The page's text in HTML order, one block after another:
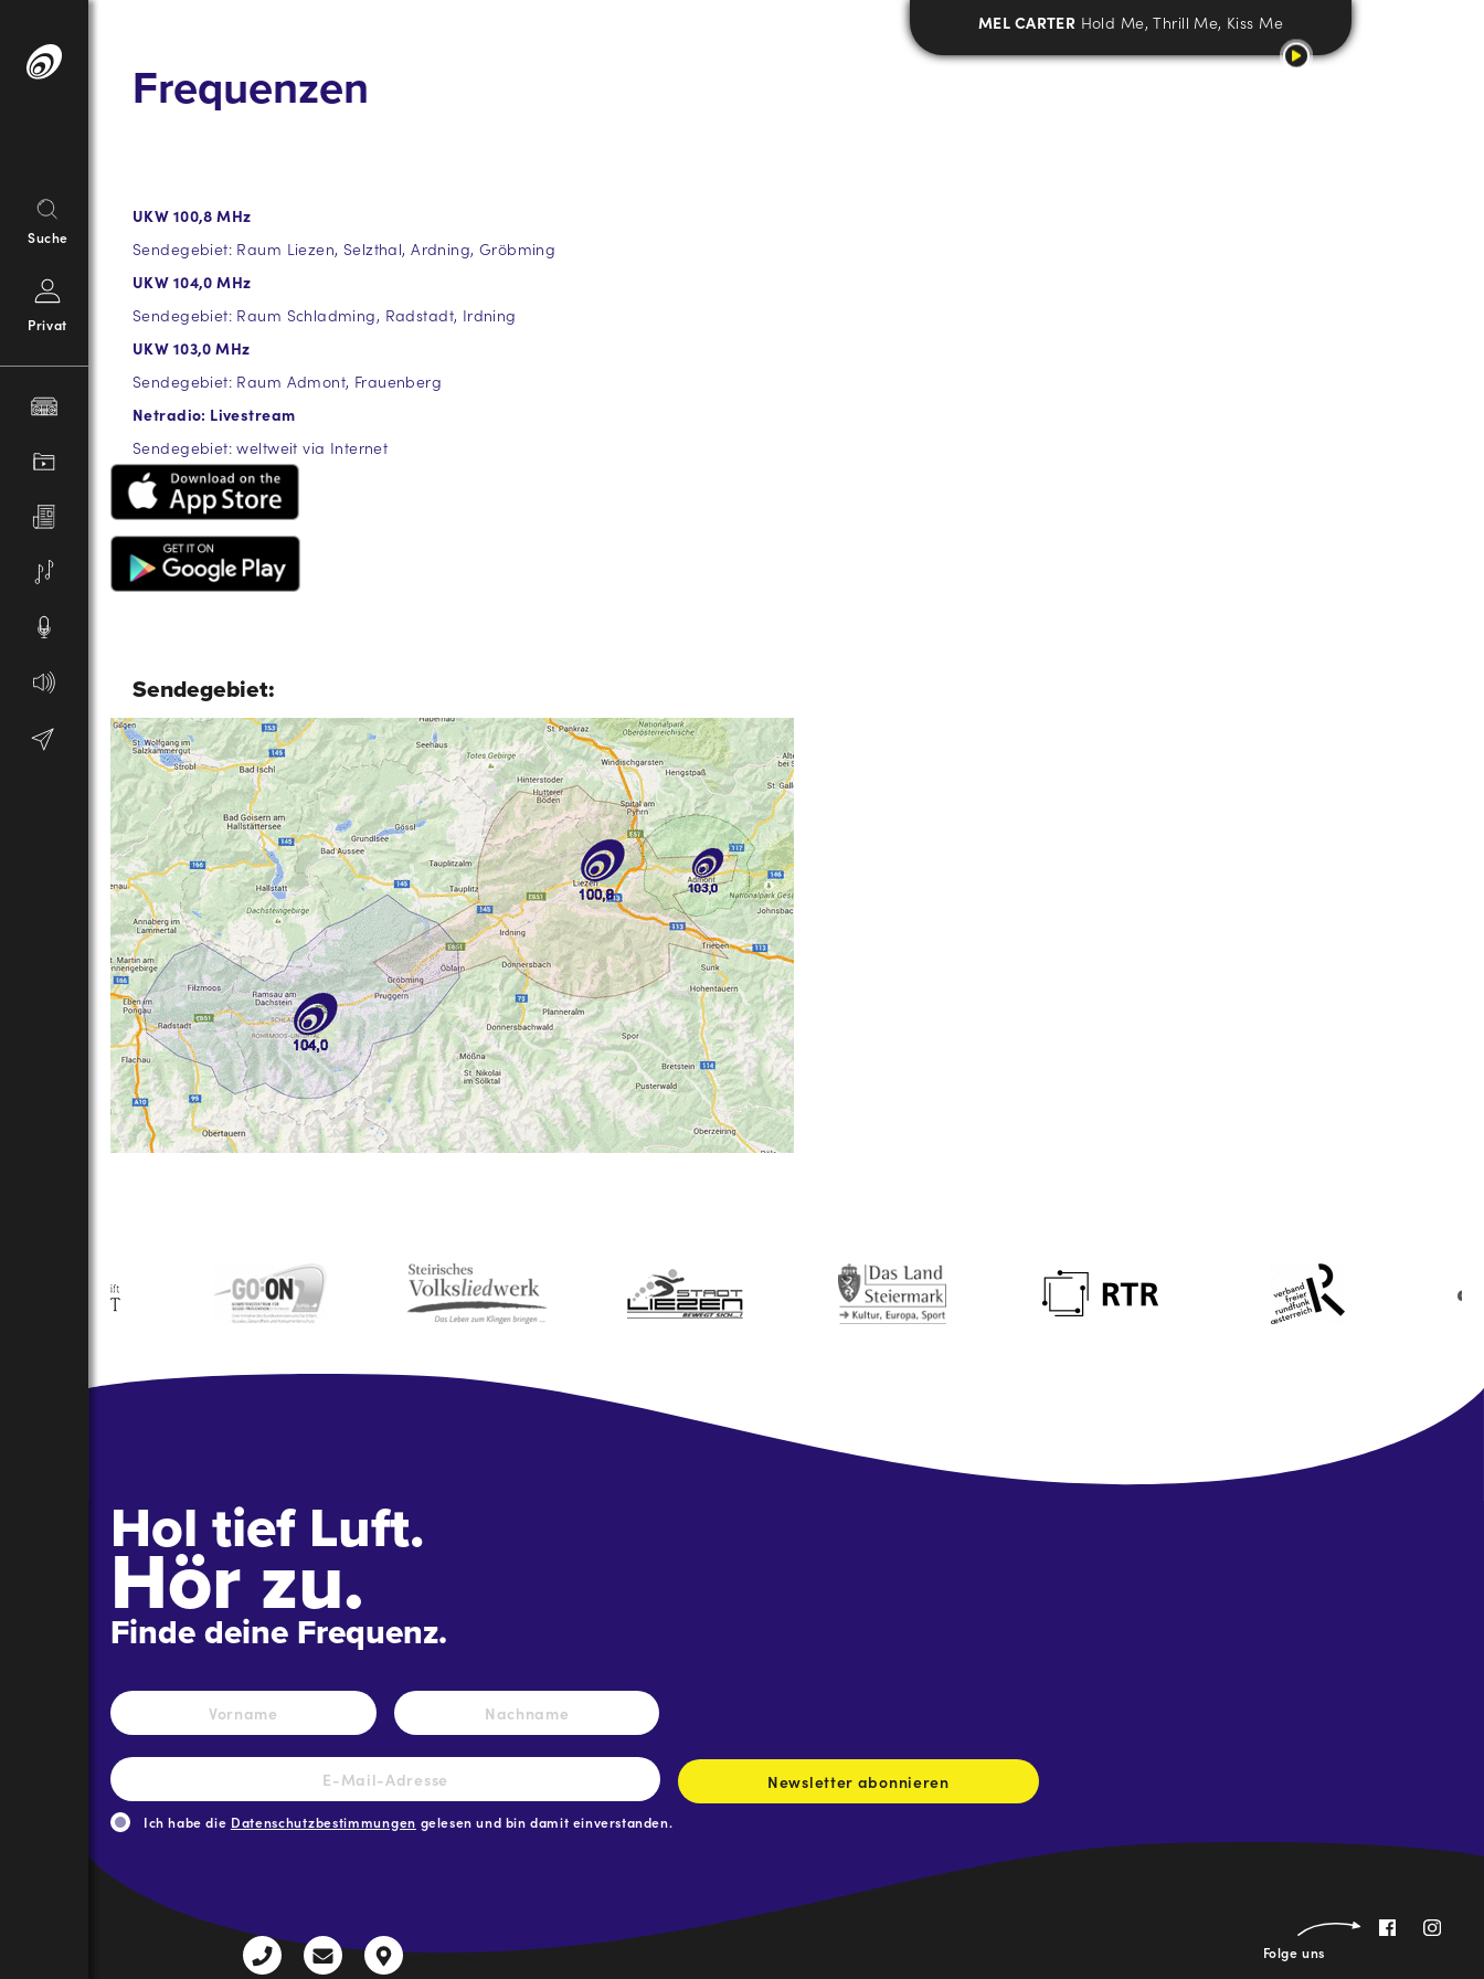
Suche
Privat
MEL CARTER Hold Me, Thrill Me, Kiss Me
Frequenzen
UKW 100,8 MHz
Sendegebiet: Raum Liezen, Selzthal, Ardning, Gröbming
UKW 104,0 MHz
Sendegebiet: Raum Schladming, Radstadt, Irdning
UKW 103,0 MHz
Sendegebiet: Raum Admont, Frauenberg
Netradio: Livestream
Sendegebiet: weltweit via Internet
Sendegebiet:
Hol tief Luft.
Hör zu.
Finde deine Frequenz.
Name *
Vorname Nachname
E-
Mail-
Adresse *
Newsletter abonnieren
Ich habe die Datenschutzbestimmungen gelesen und bin damit einverstanden.
Folge uns
+43
radio@freequenns.at
Kulturhausstraße